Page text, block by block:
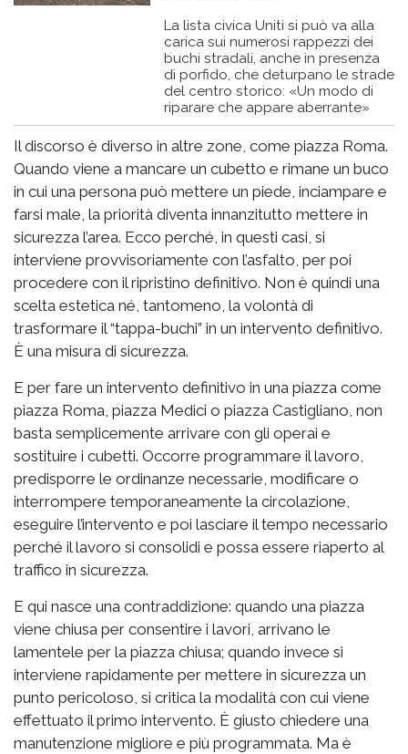
La lista civica Uniti si può va alla
carica sui numerosi rappezzi dei
buchi stradali, anche in presenza
di porfido, che deturpano le strade
del centro storico: «Un modo di
riparare che appare aberrante»
Il discorso è diverso in altre zone, come piazza Roma.
Quando viene a mancare un cubetto e rimane un buco
in cui una persona può mettere un piede, inciampare e
farsi male, la priorità diventa innanzitutto mettere in
sicurezza l’area. Ecco perché, in questi casi, si
interviene provvisoriamente con l’asfalto, per poi
procedere con il ripristino definitivo. Non è quindi una
scelta estetica né, tantomeno, la volontà di
trasformare il “tappa-buchi” in un intervento definitivo.
È una misura di sicurezza.
E per fare un intervento definitivo in una piazza come
piazza Roma, piazza Medici o piazza Castigliano, non
basta semplicemente arrivare con gli operai e
sostituire i cubetti. Occorre programmare il lavoro,
predisporre le ordinanze necessarie, modificare o
interrompere temporaneamente la circolazione,
eseguire l’intervento e poi lasciare il tempo necessario
perché il lavoro si consolidi e possa essere riaperto al
traffico in sicurezza.
E qui nasce una contraddizione: quando una piazza
viene chiusa per consentire i lavori, arrivano le
lamentele per la piazza chiusa; quando invece si
interviene rapidamente per mettere in sicurezza un
punto pericoloso, si critica la modalità con cui viene
effettuato il primo intervento. È giusto chiedere una
manutenzione migliore e più programmata. Ma è